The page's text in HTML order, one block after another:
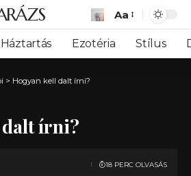
Font
Resizer
Aa
Háztartás Ezotéria Stílus
> Hogyan kell dalt írni?
írni?
18 PERC OLVASÁS